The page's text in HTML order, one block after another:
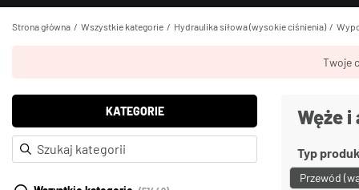
Strona główna Wszystkie kategorie Hydraulika siłowa (wysokie ciśnienia)
Twoje
KATEGORIE Węże i
Typ
Przewód